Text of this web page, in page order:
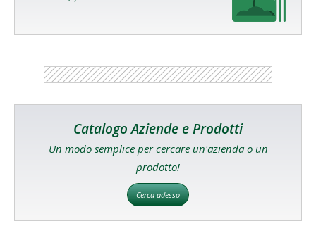
Catalogo Aziende e Prodotti
Un modo semplice per cercare un'azienda o un
prodotto!
Cerca adesso